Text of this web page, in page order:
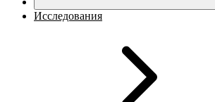
Исследования